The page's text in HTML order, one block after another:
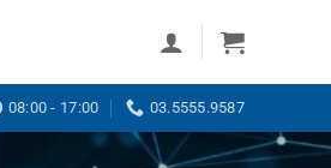
08:00 - 17:00 03.5555.9587